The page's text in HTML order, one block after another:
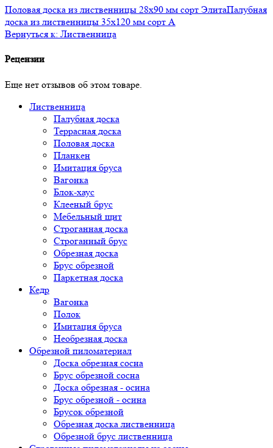
Половая доска из лиственницы 28x90 мм сорт ЭлитаПалубная
доска из лиственницы 35x120 мм сорт A
Вернуться к: Лиственница
Рецензии
Еще нет отзывов об этом товаре.
Лиственница
Палубная доска
Террасная доска
Половая доска
Планкен
Имитация бруса
Вагонка
Блок-хаус
Клееный брус
Мебельный щит
Строганная доска
Строганный брус
Обрезная доска
Брус обрезной
Паркетная доска
Кедр
Вагонка
Полок
Имитация бруса
Необрезная доска
Обрезной пиломатериал
Доска обрезная сосна
Брус обрезной сосна
Доска обрезная - осина
Брус обрезной - осина
Брусок обрезной
Обрезная доска лиственница
Обрезной брус лиственница